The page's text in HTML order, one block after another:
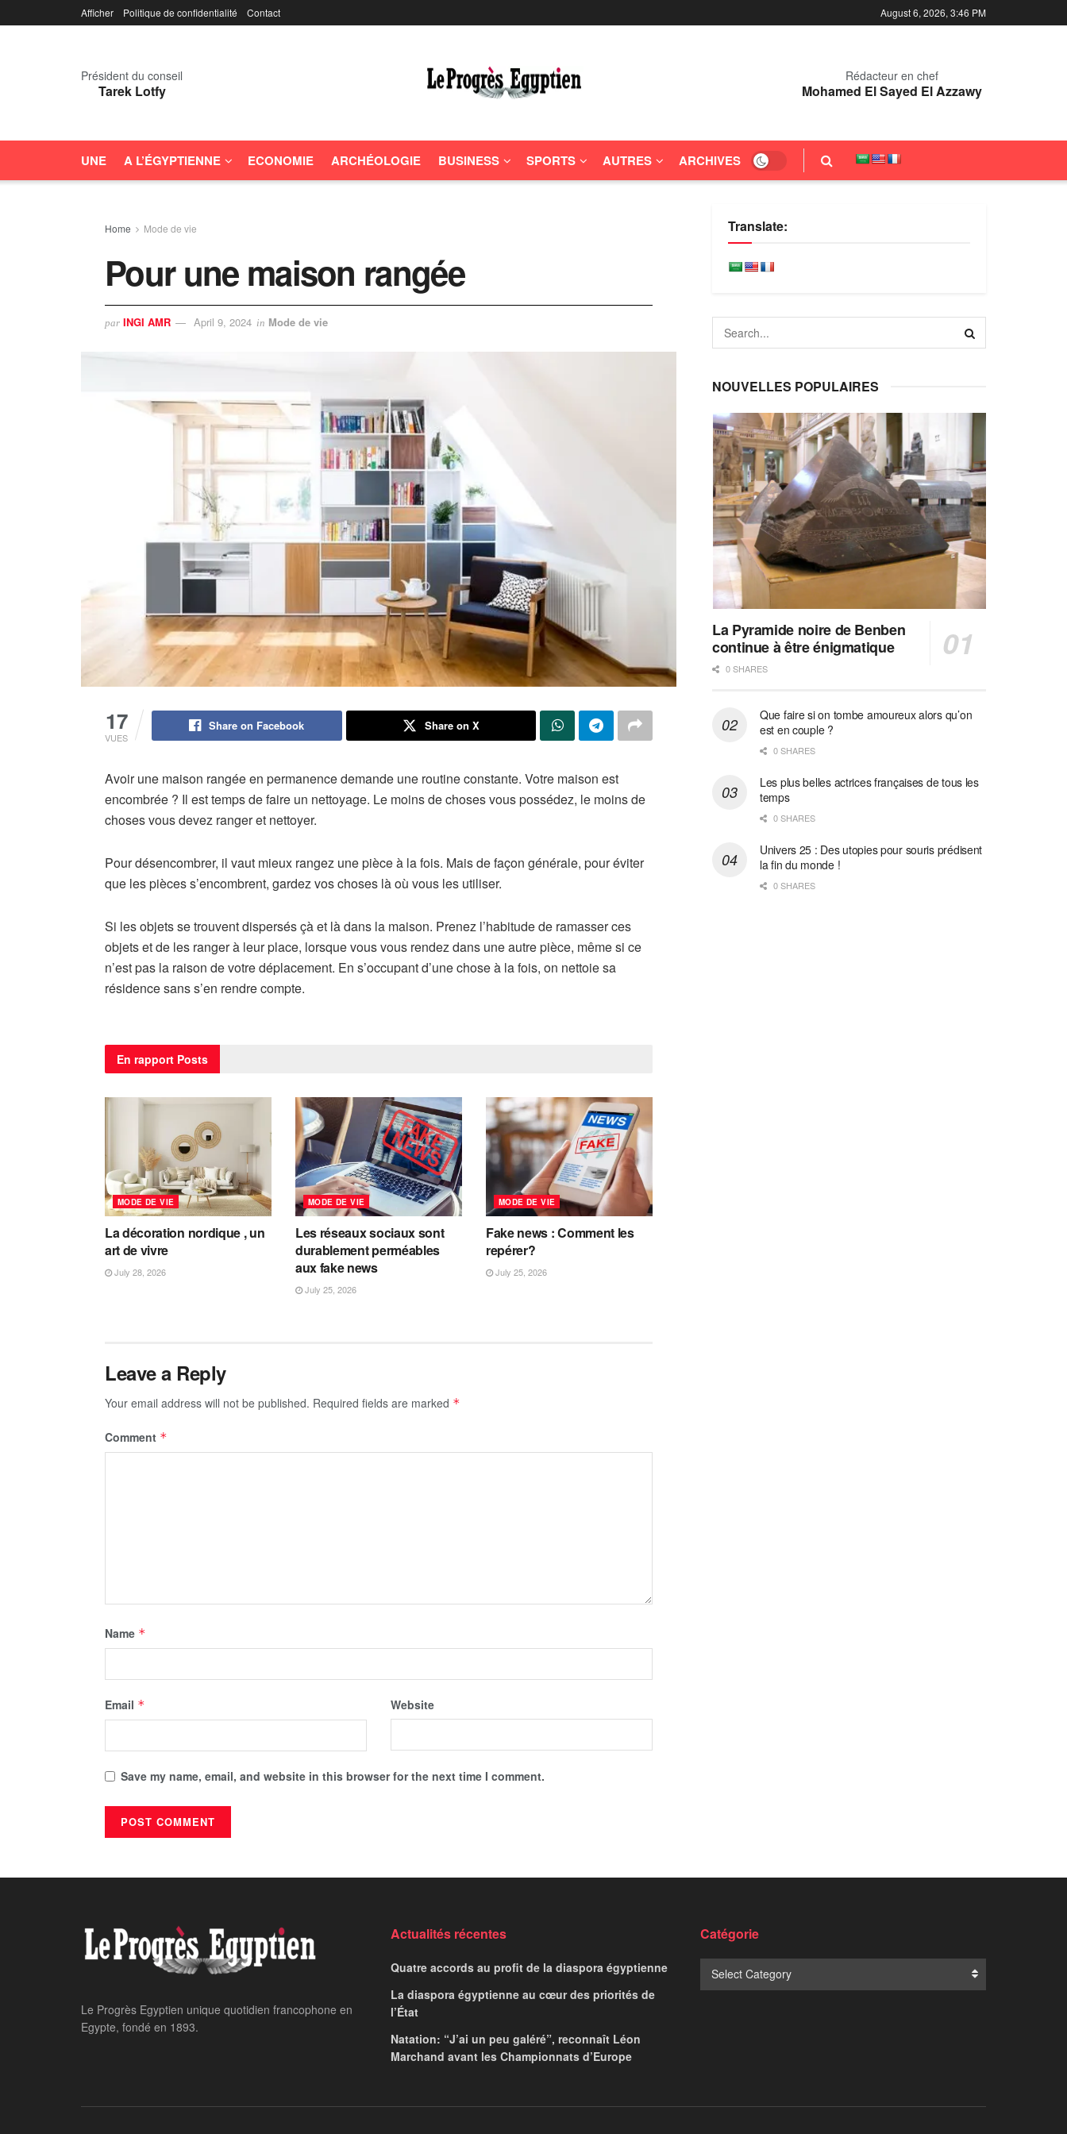
Afficher Politique de confidentialité Contact August 6, 2026, 3:46 PM
Président du conseil
Tarek Lotfy
Rédacteur en chef
Mohamed El Sayed El Azzawy
UNE A L’ÉGYPTIENNE ECONOMIE ARCHÉOLOGIE BUSINESS SPORTS AUTRES ARCHIVES
Home Mode de vie
Pour une maison rangée
par INGI AMR April 9, 2024 in Mode de vie
17
VUES
Share on Facebook Share on X
Avoir une maison rangée en permanence demande une routine constante. Votre maison est
encombrée ? Il est temps de faire un nettoyage. Le moins de choses vous possédez, le moins de
choses vous devez ranger et nettoyer.
Pour désencombrer, il vaut mieux rangez une pièce à la fois. Mais de façon générale, pour éviter
que les pièces s’encombrent, gardez vos choses là où vous les utiliser.
Si les objetsse trouvent dispersés çà et là dans la maison. Prenez l’habitude de ramasser ces
objets et de les ranger à leur place, lorsque vous vous rendez dans une autre pièce, même si ce
n’est pas la raison de votre déplacement. En s’occupant d’une chose à la fois, on nettoie sa
résidence sans s’en rendre compte.
En rapport Posts
MODE DE VIE
La décoration nordique , un
art de vivre
July 28, 2026
MODE DE VIE
Les réseaux sociaux sont
durablement perméables
aux fake news
July 25, 2026
MODE DE VIE
Fake news : Comment les
repérer?
July 25, 2026
Leave a Reply
Your email address will not be published. Required fields are marked *
Comment *
Name *
Email * Website
Save my name, email, and website in this browser for the next time I comment.
Translate:
NOUVELLES POPULAIRES
La Pyramide noire de Benben
continue à être énigmatique
0 SHARES
Que faire si on tombe amoureux alors qu’on
est en couple ?
0 SHARES
Les plus belles actrices françaises de tous les
temps
0 SHARES
Univers 25 : Des utopies pour souris prédisent
la fin du monde !
0 SHARES
Le Progrès Egyptien unique quotidien francophone en
Egypte, fondé en 1893.
Actualités récentes
Quatre accords au profit de la diaspora égyptienne
La diaspora égyptienne au cœur des priorités de
l’État
Natation: “J’ai un peu galéré”, reconnaît Léon
Marchand avant les Championnats d’Europe
Catégorie
Select Category